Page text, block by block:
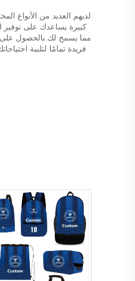
لديهم العديد من الأنواع
كبيرة يساعدك على توفير
مما يسمح لك بالحصول على
فريدة تمامًا لتلبية